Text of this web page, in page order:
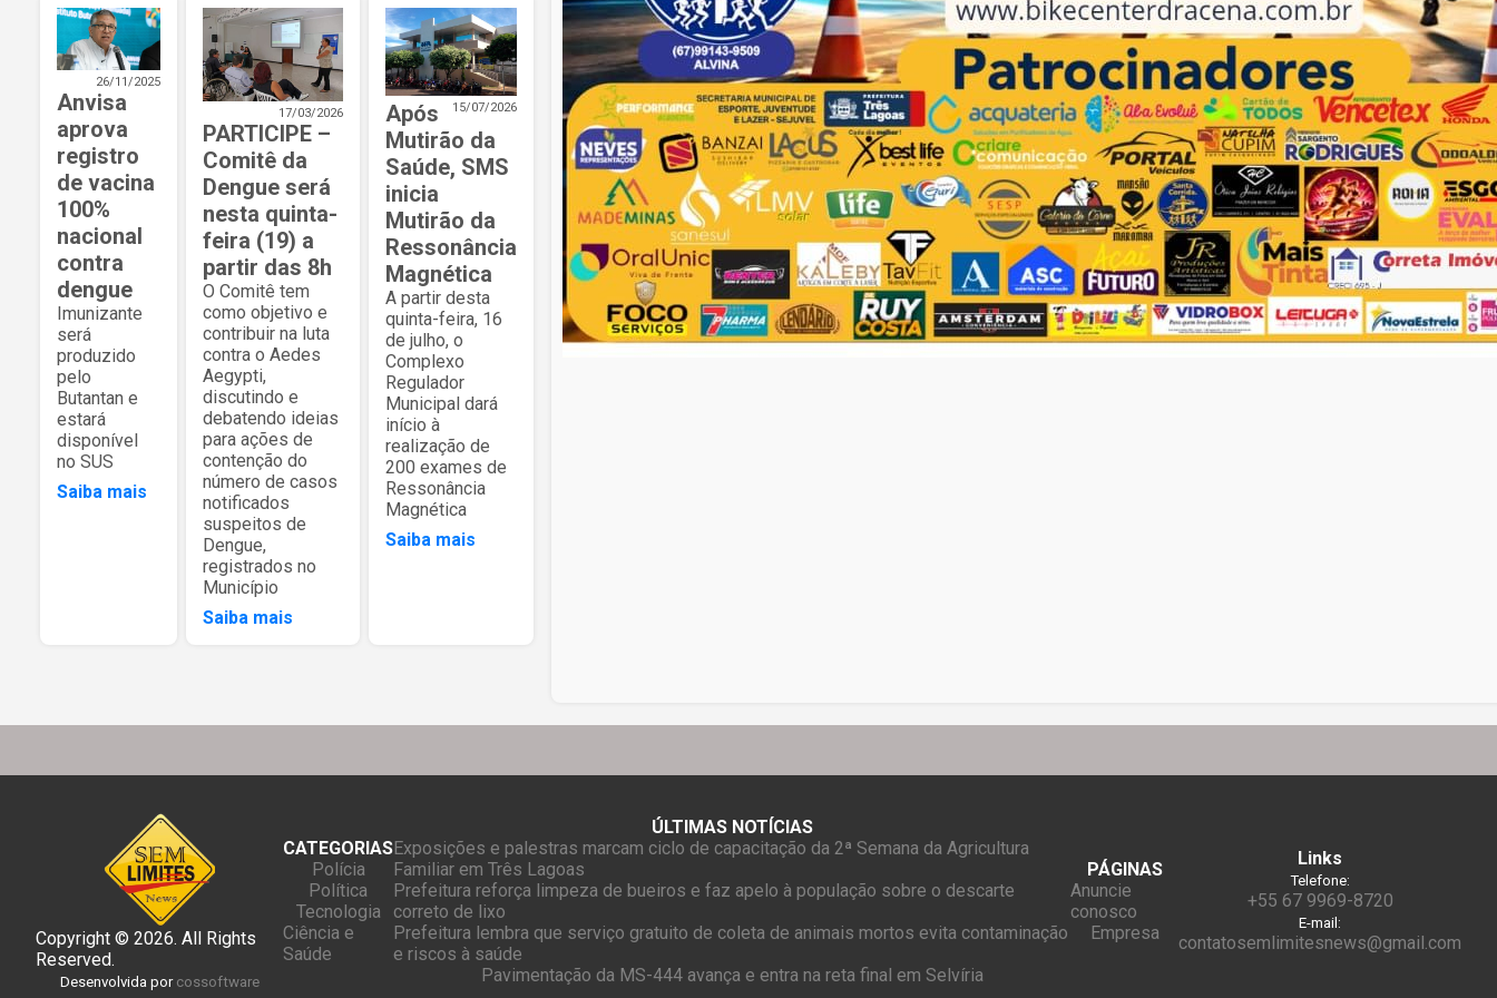
26/11/2025
Anvisa
aprova
registro
de vacina
100%
nacional
contra
dengue
Imunizante
será
produzido
pelo
Butantan e
estará
disponível
no SUS
Saiba mais
17/03/2026
PARTICIPE –
Comitê da
Dengue será
nesta quinta-
feira (19) a
partir das 8h
O Comitê tem
como objetivo e
contribuir na luta
contra o Aedes
Aegypti,
discutindo e
debatendo ideias
para ações de
contenção do
número de casos
notificados
suspeitos de
Dengue,
registrados no
Município
Saiba mais
15/07/2026
Após
Mutirão da
Saúde, SMS
inicia
Mutirão da
Ressonância
Magnética
A partir desta
quinta-feira, 16
de julho, o
Complexo
Regulador
Municipal dará
início à
realização de
200 exames de
Ressonância
Magnética
Saiba mais
Copyright © 2026. All Rights
Reserved.
Desenvolvida por cossoftware
CATEGORIAS
Polícia
Política
Tecnologia
Ciência e
Saúde
ÚLTIMAS NOTÍCIAS
Exposições e palestras marcam ciclo de capacitação da 2ª Semana da Agricultura
Familiar em Três Lagoas
Prefeitura reforça limpeza de bueiros e faz apelo à população sobre o descarte
correto de lixo
Prefeitura lembra que serviço gratuito de coleta de animais mortos evita contaminação
e riscos à saúde
Pavimentação da MS-444 avança e entra na reta final em Selvíria
PÁGINAS
Anuncie
conosco
Empresa
Links
Telefone:
+55 67 9969-8720
E-mail:
contatosemlimitesnews@gmail.com